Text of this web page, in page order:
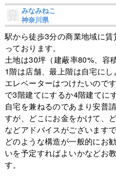
みなみねこ
神奈川県
駅から徒歩3分の商業地域に
っております。
土地は30坪（建蔽率80%、容
1階は店舗、最上階は自宅にし
エレベーターはつけたいので
で3階建てにするか4階建てに
自宅を兼ねるのであまり安普
すが、どこにお金をかけて、
などアドバイスがございます
どのような構造が一般的にお
いを予定すればよいかなどお
す。